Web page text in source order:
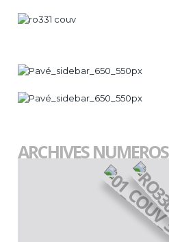
ARCHIVES NUMEROS